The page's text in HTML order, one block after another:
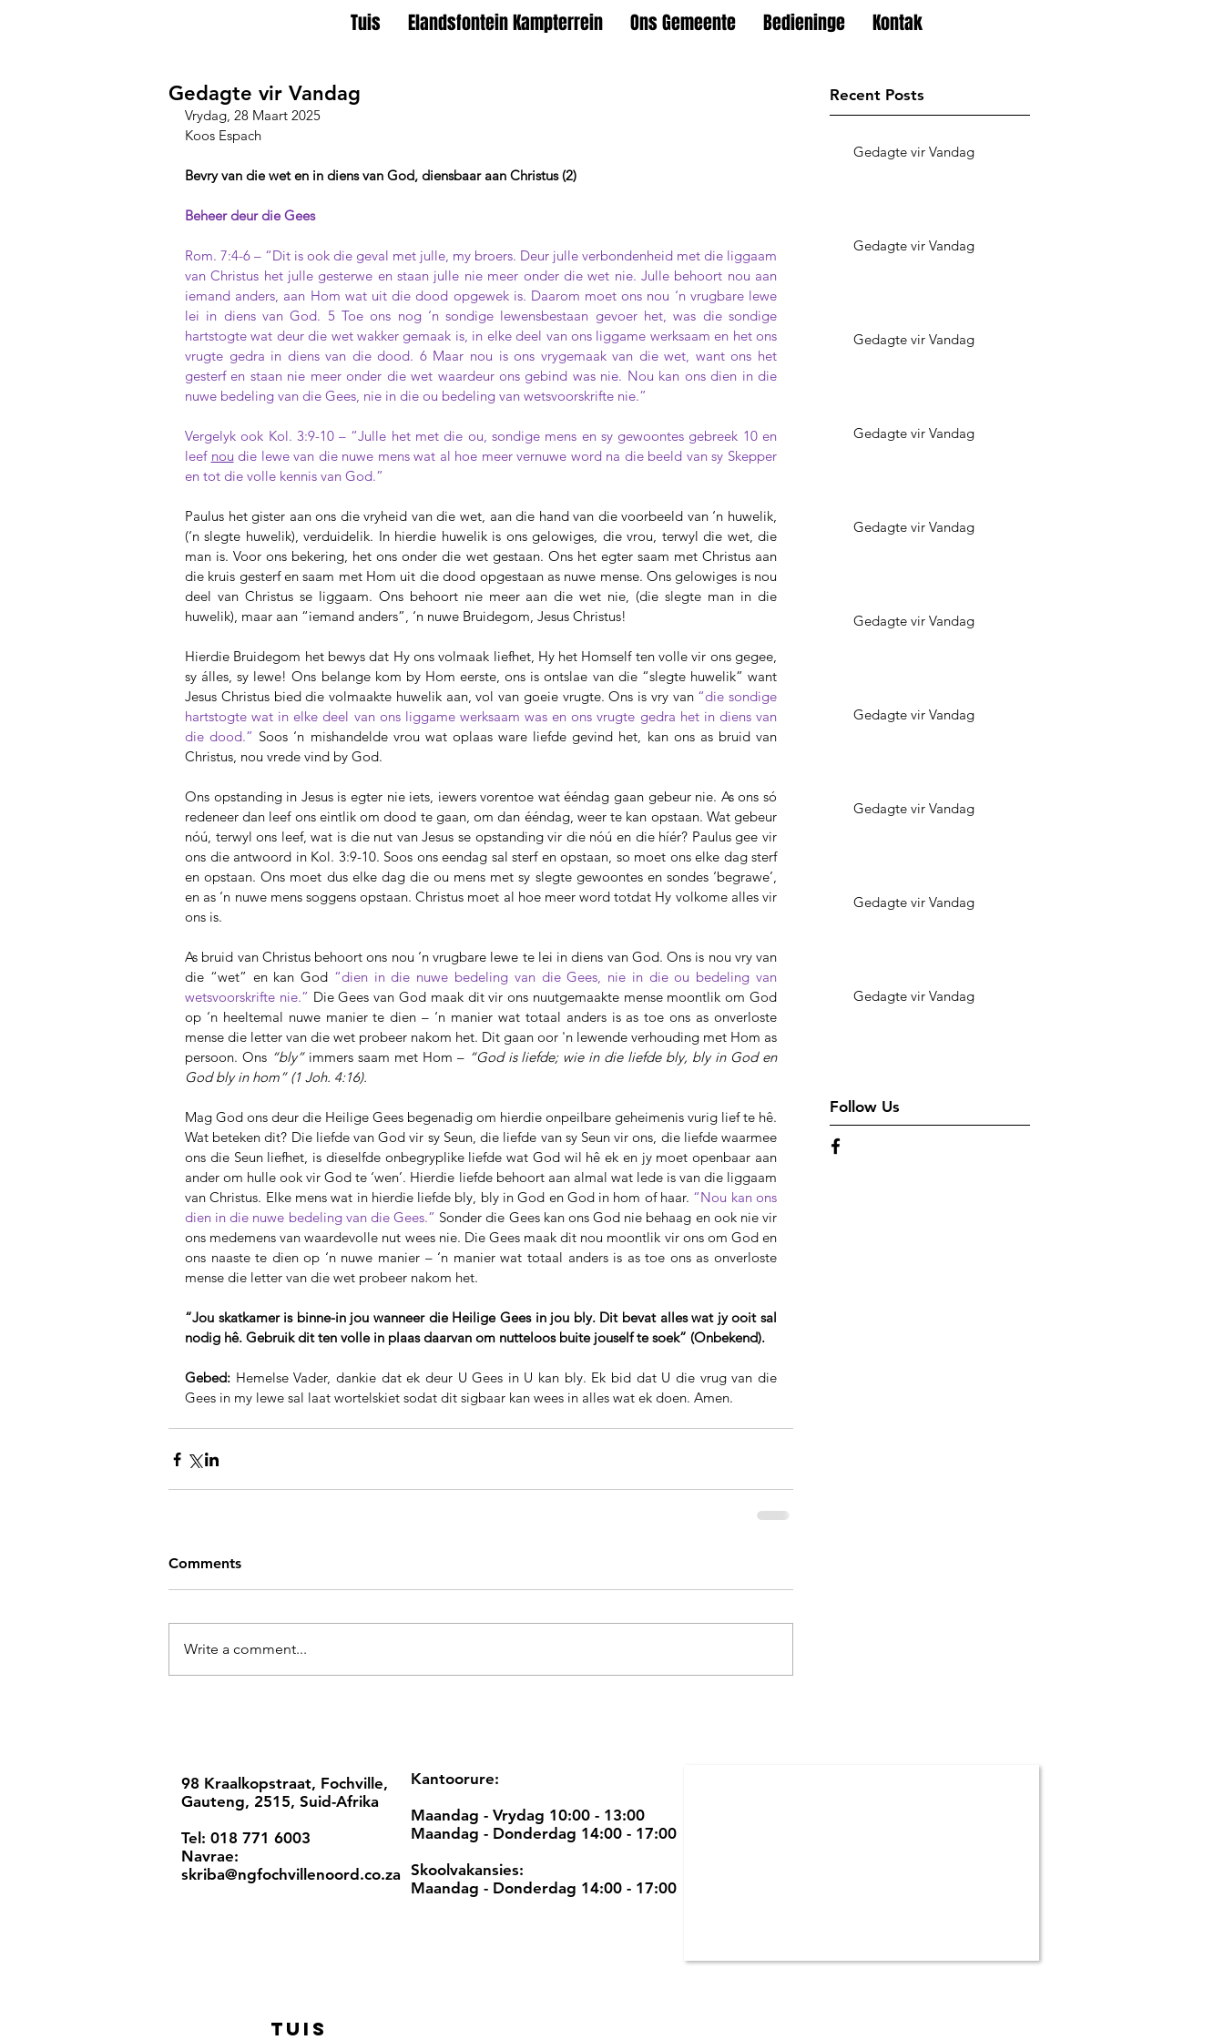
Tuis Elandsfontein Kampterrein Ons Gemeente Bedieninge Kontak
Gedagte vir Vandag
Vrydag, 28 Maart 2025
Koos Espach
Bevry van die wet en in diens van God, diensbaar aan Christus (2)
Beheer deur die Gees
Rom. 7:4-6 – “Dit is ook die geval met julle, my broers. Deur julle verbondenheid met die liggaam
van Christus het julle gesterwe en staan julle nie meer onder die wet nie. Julle behoort nou aan
iemand anders, aan Hom wat uit die dood opgewek is. Daarom moet ons nou ‘n vrugbare lewe
lei in diens van God. 5 Toe ons nog ‘n sondige lewensbestaan gevoer het, was die sondige
hartstogte wat deur die wet wakker gemaak is, in elke deel van ons liggame werksaam en het ons
vrugte gedra in diens van die dood. 6 Maar nou is ons vrygemaak van die wet, want ons het
gesterf en staan nie meer onder die wet waardeur ons gebind was nie. Nou kan ons dien in die
nuwe bedeling van die Gees, nie in die ou bedeling van wetsvoorskrifte nie.”
Vergelyk ook Kol. 3:9-10 – “Julle het met die ou, sondige mens en sy gewoontes gebreek 10 en
leef nou die lewe van die nuwe mens wat al hoe meer vernuwe word na die beeld van sy Skepper
en tot die volle kennis van God.”
Paulus het gister aan ons die vryheid van die wet, aan die hand van die voorbeeld van ‘n huwelik,
(‘n slegte huwelik), verduidelik. In hierdie huwelik is ons gelowiges, die vrou, terwyl die wet, die
man is. Voor ons bekering, het ons onder die wet gestaan. Ons het egter saam met Christus aan
die kruis gesterf en saam met Hom uit die dood opgestaan as nuwe mense. Ons gelowiges is nou
deel van Christus se liggaam. Ons behoort nie meer aan die wet nie, (die slegte man in die
huwelik), maar aan “iemand anders”, ‘n nuwe Bruidegom, Jesus Christus!
Hierdie Bruidegom het bewys dat Hy ons volmaak liefhet, Hy het Homself ten volle vir ons gegee,
sy álles, sy lewe! Ons belange kom by Hom eerste, ons is ontslae van die “slegte huwelik” want
Jesus Christus bied die volmaakte huwelik aan, vol van goeie vrugte. Ons is vry van “die sondige
hartstogte wat in elke deel van ons liggame werksaam was en ons vrugte gedra het in diens van
die dood.” Soos ‘n mishandelde vrou wat oplaas ware liefde gevind het, kan ons as bruid van
Christus, nou vrede vind by God.
Ons opstanding in Jesus is egter nie iets, iewers vorentoe wat ééndag gaan gebeur nie. As ons só
redeneer dan leef ons eintlik om dood te gaan, om dan ééndag, weer te kan opstaan. Wat gebeur
nóú, terwyl ons leef, wat is die nut van Jesus se opstanding vir die nóú en die híér? Paulus gee vir
ons die antwoord in Kol. 3:9-10. Soos ons eendag sal sterf en opstaan, so moet ons elke dag sterf
en opstaan. Ons moet dus elke dag die ou mens met sy slegte gewoontes en sondes ‘begrawe’,
en as ‘n nuwe mens soggens opstaan. Christus moet al hoe meer word totdat Hy volkome alles vir
ons is.
As bruid van Christus behoort ons nou ‘n vrugbare lewe te lei in diens van God. Ons is nou vry van
die “wet” en kan God “dien in die nuwe bedeling van die Gees, nie in die ou bedeling van
wetsvoorskrifte nie.” Die Gees van God maak dit vir ons nuutgemaakte mense moontlik om God
op ‘n heeltemal nuwe manier te dien – ‘n manier wat totaal anders is as toe ons as onverloste
mense die letter van die wet probeer nakom het. Dit gaan oor 'n lewende verhouding met Hom as
persoon. Ons “bly” immers saam met Hom – “God is liefde; wie in die liefde bly, bly in God en
God bly in hom” (1 Joh. 4:16).
Mag God ons deur die Heilige Gees begenadig om hierdie onpeilbare geheimenis vurig lief te hê.
Wat beteken dit? Die liefde van God vir sy Seun, die liefde van sy Seun vir ons, die liefde waarmee
ons die Seun liefhet, is dieselfde onbegryplike liefde wat God wil hê ek en jy moet openbaar aan
ander om hulle ook vir God te ‘wen’. Hierdie liefde behoort aan almal wat lede is van die liggaam
van Christus. Elke mens wat in hierdie liefde bly, bly in God en God in hom of haar. “Nou kan ons
dien in die nuwe bedeling van die Gees.” Sonder die Gees kan ons God nie behaag en ook nie vir
ons medemens van waardevolle nut wees nie. Die Gees maak dit nou moontlik vir ons om God en
ons naaste te dien op ‘n nuwe manier – ‘n manier wat totaal anders is as toe ons as onverloste
mense die letter van die wet probeer nakom het.
“Jou skatkamer is binne-in jou wanneer die Heilige Gees in jou bly. Dit bevat alles wat jy ooit sal
nodig hê. Gebruik dit ten volle in plaas daarvan om nutteloos buite jouself te soek” (Onbekend).
Gebed: Hemelse Vader, dankie dat ek deur U Gees in U kan bly. Ek bid dat U die vrug van die
Gees in my lewe sal laat wortelskiet sodat dit sigbaar kan wees in alles wat ek doen. Amen.
Comments
Write a comment...
Recent Posts
Gedagte vir Vandag
Gedagte vir Vandag
Gedagte vir Vandag
Gedagte vir Vandag
Gedagte vir Vandag
Gedagte vir Vandag
Gedagte vir Vandag
Gedagte vir Vandag
Gedagte vir Vandag
Gedagte vir Vandag
Follow Us
98 Kraalkopstraat, Fochville,
Gauteng, 2515, Suid-Afrika
Tel: 018 771 6003
Navrae:
skriba@ngfochvillenoord.co.za
Kantoorure:
Maandag - Vrydag 10:00 - 13:00
Maandag - Donderdag 14:00 - 17:00
Skoolvakansies:
Maandag - Donderdag 14:00 - 17:00
Tuis